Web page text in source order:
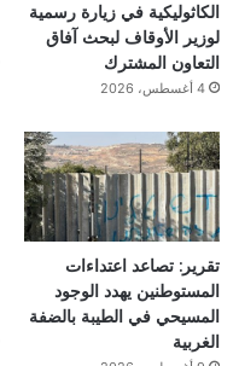
الكاثوليكية في زيارة رسمية
لوزير الأوقاف لبحث آفاق
التعاون المشترك
4 أغسطس، 2026
تقرير: تصاعد اعتداءات
المستوطنين يهدد الوجود
المسيحي في الطيبة بالضفة
الغربية